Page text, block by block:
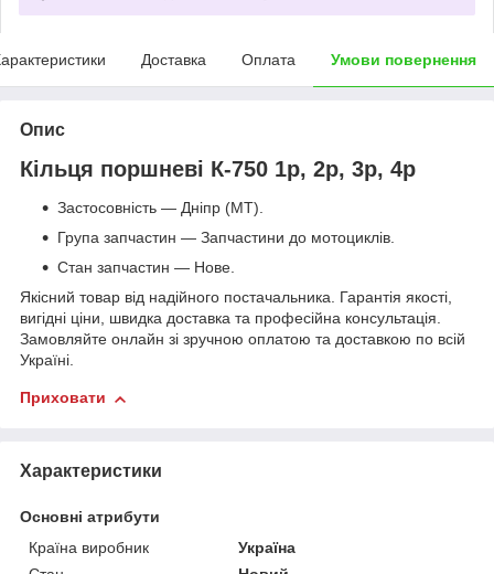
Доставка Оплата Умови повернення
Опис
Кільця поршневі К-750 1р, 2р, 3р, 4р
Застосовність — Дніпр (МТ).
Група запчастин — Запчастини до мотоциклів.
Стан запчастин — Нове.
Якісний товар від надійного постачальника. Гарантія якості,
вигідні ціни, швидка доставка та професійна консультація.
Замовляйте онлайн зі зручною оплатою та доставкою по всій
Україні.
Приховати
Характеристики
Основні атрибути
Країна виробник
Україна